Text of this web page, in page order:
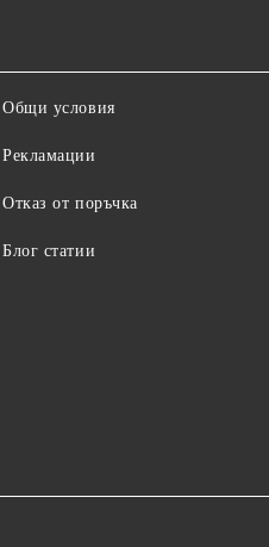
Общи условия
Рекламации
Отказ от поръчка
Блог статии